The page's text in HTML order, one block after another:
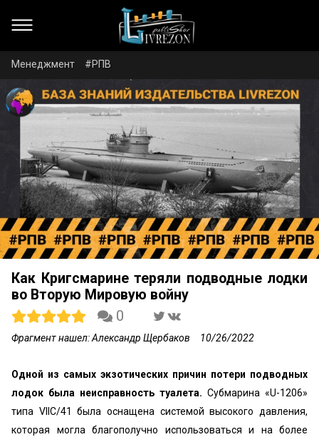
Менеджмент #РПВ
Как Кригсмарине теряли подводные лодки
во Вторую Мировую войну
0
Фрагмент нашел: Александр Щербаков 10/26/2022
Одной из самых экзотических причин потери подводных
лодок была неисправность туалета. Субмарина «‎U-1206»
типа VIIC/41 была оснащена системой высокого давления,
которая могла благополучно использоваться и на более